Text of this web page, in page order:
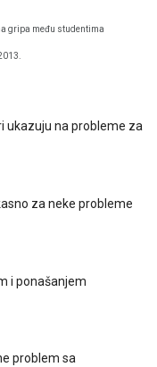
gripa među studentima
ukazuju na probleme za
za neke probleme
i ponašanjem
problem sa